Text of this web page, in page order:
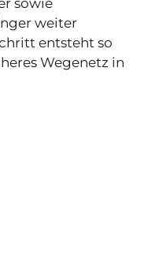
weiter
entsteht so
Wegenetz in